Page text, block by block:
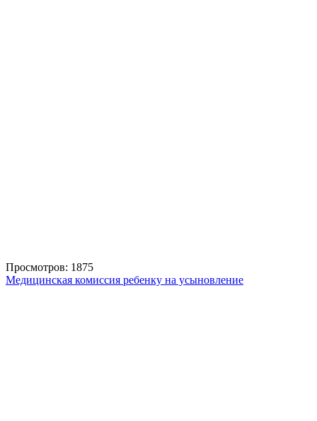
Просмотров: 1875
Медицинская комиссия ребенку на усыновление